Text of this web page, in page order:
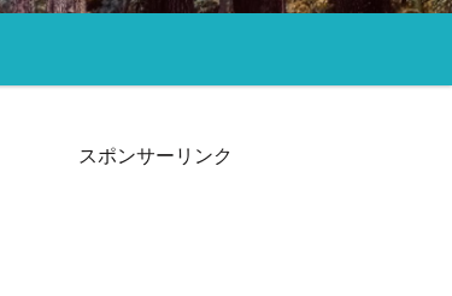
スポンサーリンク